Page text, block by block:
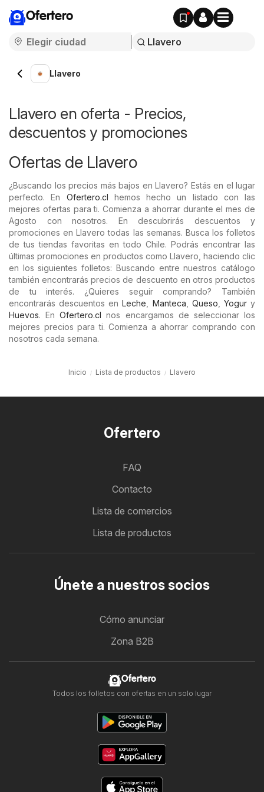
Ofertero
Llavero
Llavero en oferta - Precios,
descuentos y promociones
Ofertas de Llavero
¿Buscando los precios más bajos en Llavero? Estás en el lugar
perfecto. En Ofertero.cl hemos hecho un listado con las
mejores ofertas para ti. Comienza a ahorrar durante el mes de
Agosto con nosotros. En descubrirás descuentos y
promociones en Llavero todas las semanas. Busca los folletos
de tus tiendas favoritas en todo Chile. Podrás encontrar las
últimas promociones en productos como Llavero, haciendo clic
en los siguientes folletos: Buscando entre nuestros catálogo
también encontrarás precios de descuento en otros productos
de tu interés. ¿Quieres seguir comprando? También
encontrarás descuentos enLeche Manteca Queso Yogury
Huevos. EnOfertero.cl nos encargamos de seleccionar los
mejores precios para ti. Comienza a ahorrar comprando con
nosotros cada semana.
Inicio Lista de productos Llavero
Ofertero
FAQ
Contacto
Lista de comercios
Lista de productos
Únete a nuestros socios
Cómo anunciar
Zona B2B
Ofertero
Todos los folletos con ofertas en un solo lugar